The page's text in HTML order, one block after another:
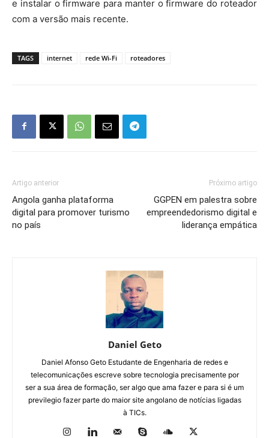
e instalar o firmware para manter o firmware do roteador
com a versão mais recente.
TAGS internet rede Wi-Fi roteadores
Artigo anterior
Angola ganha plataforma
digital para promover turismo
no país
Próximo artigo
GGPEN em palestra sobre
empreendedorismo digital e
liderança empática
Daniel Geto
Daniel Afonso Geto Estudante de Engenharia de redes e
telecomunicações escreve sobre tecnologia precisamente por
ser a sua área de formação, ser algo que ama fazer e para si é um
previlegio fazer parte do maior site angolano de notícias ligadas
à TICs.